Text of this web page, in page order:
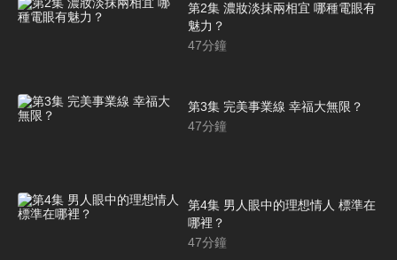
第2集 濃妝淡抹兩相宜 哪種電眼有
魅力？
47分鐘
第3集 完美事業線 幸福大無限？
47分鐘
第4集 男人眼中的理想情人 標準在
哪裡？
47分鐘